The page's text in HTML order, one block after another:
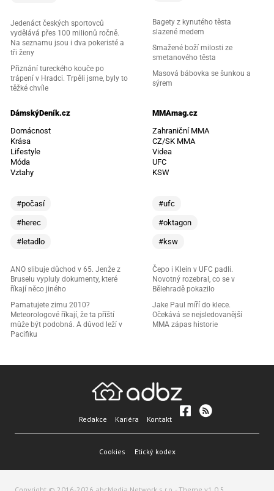
Jedenáct českých sportovců
vydělává přes 100 milionů ročně.
Na seznamu jsou i dva pokeristé a
tři ženy
Přiznání tureckého kouče po
trápení v Hradci. Trpěli jsme, byly to
těžké chvíle
Bagety z kynutého těsta
slazené medem
Smažené boží milosti ze
smetanového těsta
Masová bábovka se šunkou a
sýrem
DámskýDeník.cz
Domácnost
Krása
Lifestyle
Móda
Vztahy
#počasí
#herec
#letadlo
ANO slibuje důchod v 65. Jenže z
Bruselu vypluly dokumenty, které
říkají něco jiného
Pamatujete zimu 2010?
Meteorologové říkají, že ta příští
může být podobná. A důvod leží v
Pacifiku
MMAmag.cz
Zahraniční MMA
CZ/SK MMA
Videa
UFC
KSW
#ufc
#oktagon
#ksw
Čepo i Klein v UFC padli.
Novotný rozebral, co se v
Bělehradě pokazilo
Jake Paul míří do klece.
Očekává se nejsledovanější
MMA zápas historie
Redakce Kariéra Kontakt
Cookies Etický kodex